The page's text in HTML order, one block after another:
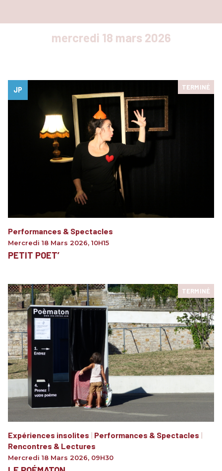
mercredi 18 mars 2026
JP TERMINÉ
Performances & Spectacles
Mercredi 18 Mars 2026, 10H15
PETIT POET’
TERMINÉ
Expériences insolites | Performances & Spectacles |
Rencontres & Lectures
Mercredi 18 Mars 2026, 09H30